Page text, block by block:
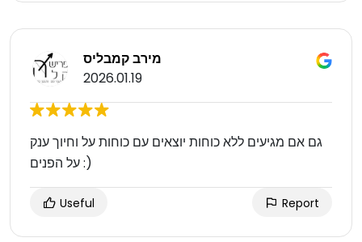
מירב קמבליס
2026.01.19
גם אם מגיעים ללא כוחות יוצאים עם כוחות על וחיוך ענק
על הפנים :)
Useful Report